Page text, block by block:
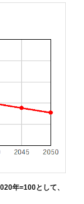
年=100として、